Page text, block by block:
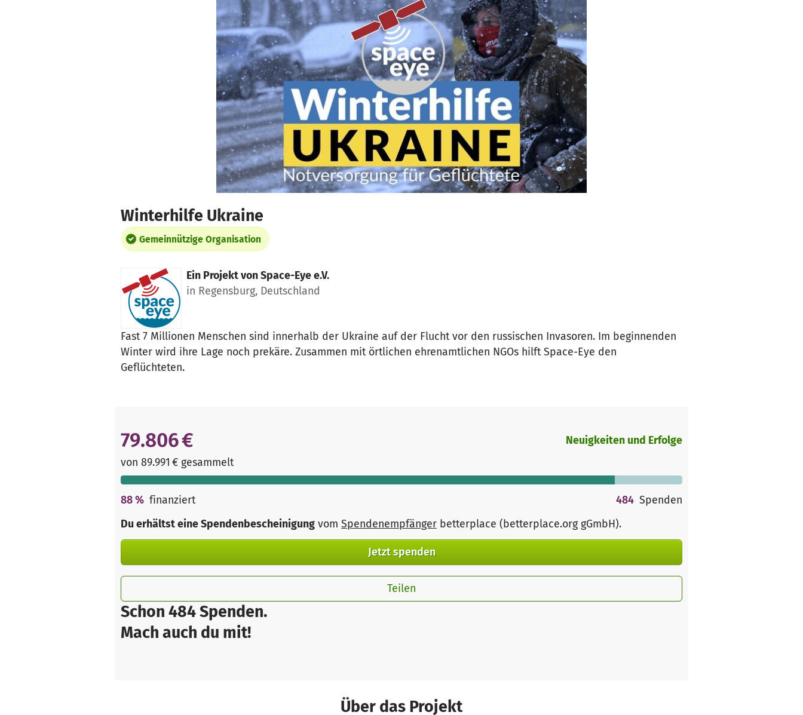
Winterhilfe Ukraine
Gemeinnützige Organisation
Ein Projekt vonSpace-Eye e.V.
in Regensburg, Deutschland
Fast 7 Millionen Menschen sind innerhalb der Ukraine auf der Flucht vor den russischen Invasoren. Im beginnenden
Winter wird ihre Lage noch prekäre. Zusammen mit örtlichen ehrenamtlichen NGOs hilft Space-Eye den
Geflüchteten.
Schon 484 Spenden.
Mach auch du mit!
79.806 €
von 89.991 € gesammelt
Neuigkeiten und Erfolge
88% finanziert 484 Spenden
Du erhältst eine Spendenbescheinigung vom Spendenempfänger betterplace (betterplace.org gGmbH).
Jetzt spenden
Teilen
Über das Projekt